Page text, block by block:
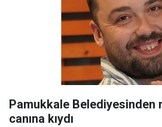
Pamukkale Belediyesinden
canına kıydı